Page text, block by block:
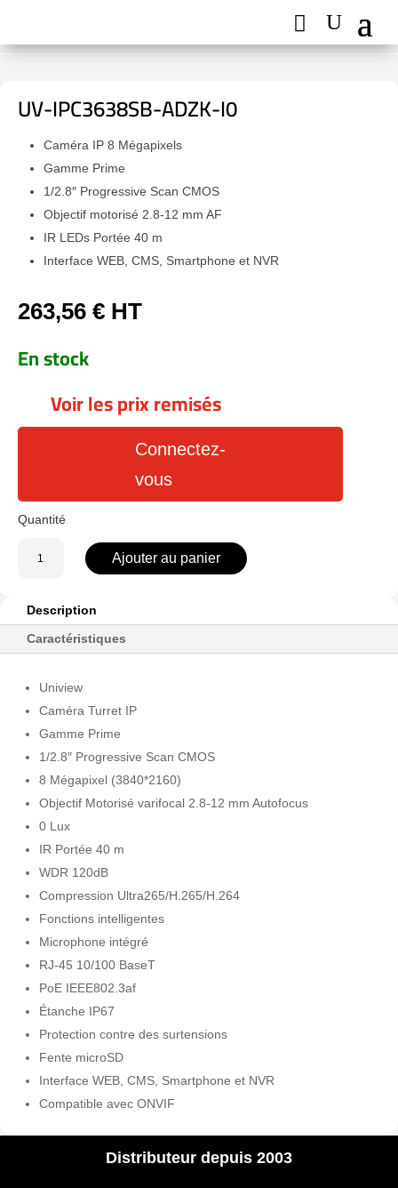
UV-IPC3638SB-ADZK-I0
Caméra IP 8 Mégapixels
Gamme Prime
1/2.8″ Progressive Scan CMOS
Objectif motorisé 2.8-12 mm AF
IR LEDs Portée 40 m
Interface WEB, CMS, Smartphone et NVR
263,56 € HT
En stock
Voir les prix remisés
Connectez-
vous
IPC3638SB-
ADZK-
Ajouter au panier
Description
Caractéristiques
Uniview
Caméra Turret IP
Gamme Prime
1/2.8″ Progressive Scan CMOS
8 Mégapixel (3840*2160)
Objectif Motorisé varifocal 2.8-12 mm Autofocus
0 Lux
IR Portée 40 m
WDR 120dB
Compression Ultra265/H.265/H.264
Fonctions intelligentes
Microphone intégré
RJ-45 10/100 BaseT
PoE IEEE802.3af
Étanche IP67
Protection contre des surtensions
Fente microSD
Interface WEB, CMS, Smartphone et NVR
Compatible avec ONVIF
Distributeur depuis 2003